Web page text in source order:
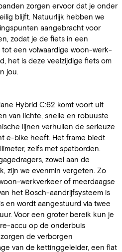
zorgen ervoor dat je onder
blijft. Natuurlijk hebben we
aangebracht voor
zodat je de fiets in een
een volwaardige woon-werk-
het is deze veelzijdige fiets om
jou.
Hybrid C:62 komt voort uit
van lichte, snelle en robuuste
lijnen verhullen de serieuze
e-bike heeft. Het frame biedt
zelfs met spatborden.
zowel aan de
zijn we evenmin vergeten. Zo
werkverkeer of meerdaagse
het Bosch-aandrijfsysteem is
en wordt aangestuurd via twee
Voor een groter bereik kun je
accu op de onderbuis
de verborgen
van de kettinggeleider, een flat